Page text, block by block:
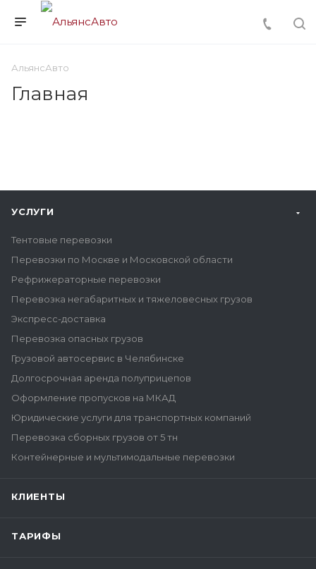
АльянсАвто
Главная
УСЛУГИ
Тентовые перевозки
Перевозки по Москве и Московской области
Рефрижераторные перевозки
Перевозка негабаритных и тяжеловесных грузов
Экспресс-доставка
Перевозка опасных грузов
Грузовой автосервис в Челябинске
Долгосрочная аренда полуприцепов
Оформление пропусков на МКАД
Юридические услуги для транспортных компаний
Перевозка сборных грузов от 5 тн
Контейнерные и мультимодальные перевозки
КЛИЕНТЫ
ТАРИФЫ